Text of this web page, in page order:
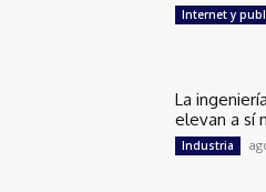
Internet y
La
elevan a sí
Industria